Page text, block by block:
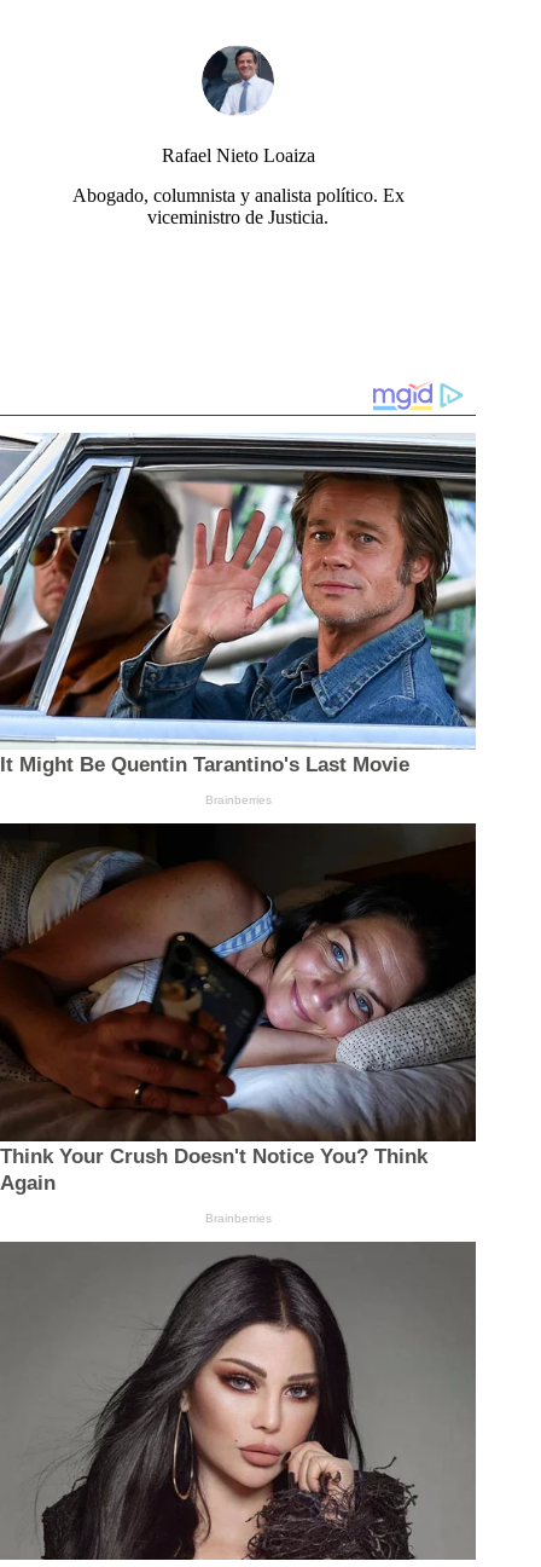
Rafael Nieto Loaiza
Abogado, columnista y analista político. Ex
viceministro de Justicia.